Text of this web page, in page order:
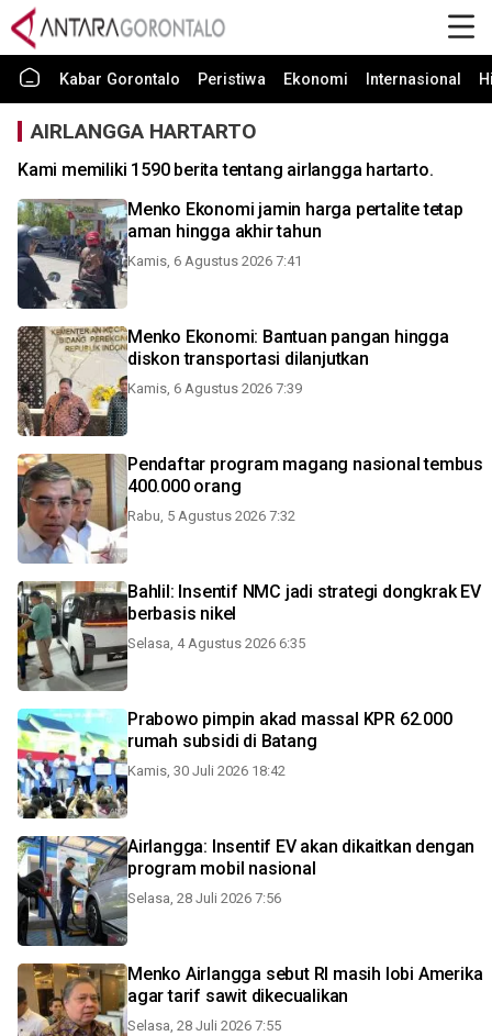
Kabar Gorontalo Peristiwa Ekonomi Internasional
AIRLANGGA HARTARTO
Kami memiliki 1590 berita tentang airlangga hartarto.
Menko Ekonomi jamin harga pertalite tetap
aman hingga akhir tahun
Kamis, 6 Agustus 2026 7:41
Menko Ekonomi: Bantuan pangan hingga
diskon transportasi dilanjutkan
Kamis, 6 Agustus 2026 7:39
Pendaftar program magang nasional tembus
400.000 orang
Rabu, 5 Agustus 2026 7:32
Bahlil: Insentif NMC jadi strategi dongkrak EV
berbasis nikel
Selasa, 4 Agustus 2026 6:35
Prabowo pimpin akad massal KPR 62.000
rumah subsidi di Batang
Kamis, 30 Juli 2026 18:42
Airlangga: Insentif EV akan dikaitkan dengan
program mobil nasional
Selasa, 28 Juli 2026 7:56
Menko Airlangga sebut RI masih lobi Amerika
agar tarif sawit dikecualikan
Selasa, 28 Juli 2026 7:55